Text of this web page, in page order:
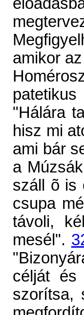
amikor
"Hálára
hisz mi
ami bár
a
száll õ is
csupa
távoli,
mesél".
célját és
szorítsa,